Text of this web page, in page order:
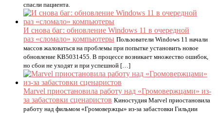
спасли пациента.
И снова баг: обновление Windows 11 в очередной
раз «сломало» компьютеры Пользователи Windows 11 начали
массов жаловаться на проблемы при попытке установить новое
обновление KB5031455. В процессе возникает множество ошибок,
но сбои не уходят и при успешной […]
Marvel приостановила работу над «Громовержцами» из-
за забастовки сценаристов Киностудия Marvel приостановила
работу над фильмом «Громовержцы» из-за забастовки Гильдии